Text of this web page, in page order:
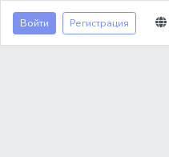
Войти Регистрация